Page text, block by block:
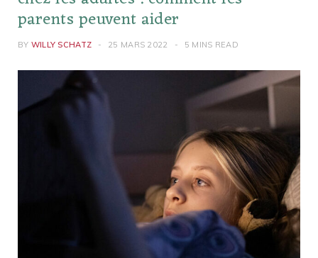
parents peuvent aider
BY WILLY SCHATZ 25 MARS 2022 5 MINS READ